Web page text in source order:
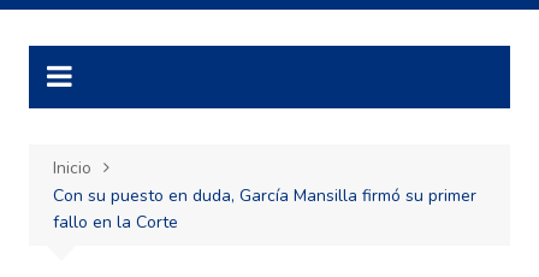
Inicio
Con su puesto en duda, García Mansilla firmó su primer
fallo en la Corte